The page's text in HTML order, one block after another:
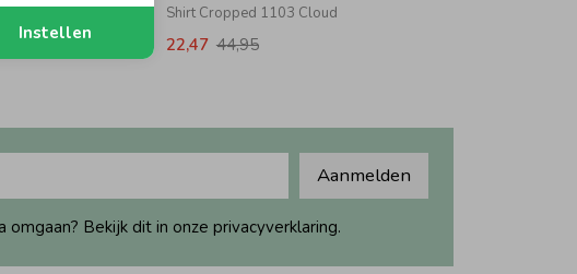
Shirt Cropped 1103 Cloud
22,47 44,95
Aanmelden
Bekijk dit in onze privacyverklaring.
Instellen